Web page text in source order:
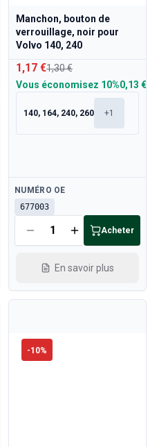
Manchon, bouton de
verrouillage, noir pour
Volvo 140, 240
1,17 €1,30 €
Vous économisez 10%0,13 €
140, 164, 240, 260 +1
Disponible
NUMÉRO OE
677003
Acheter
En savoir plus
-10%